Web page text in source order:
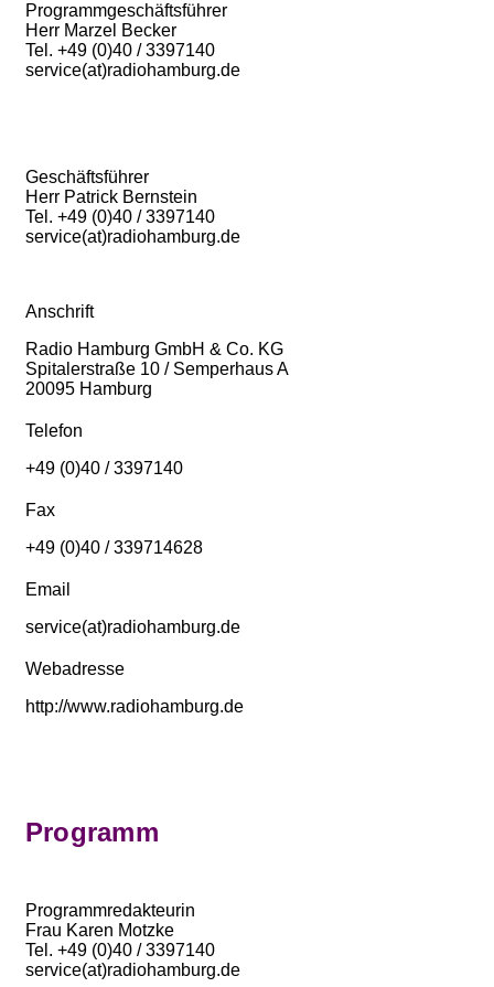
Programmgeschäftsführer
Herr Marzel Becker
Tel. +49 (0)40 / 3397140
service(at)radiohamburg.de
Geschäftsführer
Herr Patrick Bernstein
Tel. +49 (0)40 / 3397140
service(at)radiohamburg.de
Anschrift
Radio Hamburg GmbH & Co. KG
Spitalerstraße 10 / Semperhaus A
20095 Hamburg
Telefon
+49 (0)40 / 3397140
Fax
+49 (0)40 / 339714628
Email
service(at)radiohamburg.de
Webadresse
http://www.radiohamburg.de
Programm
Programmredakteurin
Frau Karen Motzke
Tel. +49 (0)40 / 3397140
service(at)radiohamburg.de